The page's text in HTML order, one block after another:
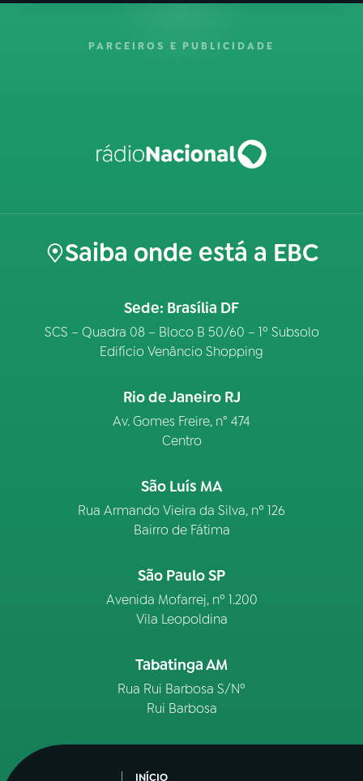
PARCEIROS E PUBLICIDADE
Saiba onde está a EBC
Sede: Brasília DF
SCS – Quadra 08 – Bloco B 50/60 – 1º Subsolo
Edifício Venâncio Shopping
Rio de Janeiro RJ
Av. Gomes Freire, n° 474
Centro
São Luís MA
Rua Armando Vieira da Silva, nº 126
Bairro de Fátima
São Paulo SP
Avenida Mofarrej, nº 1.200
Vila Leopoldina
Tabatinga AM
Rua Rui Barbosa S/Nº
Rui Barbosa
INÍCIO